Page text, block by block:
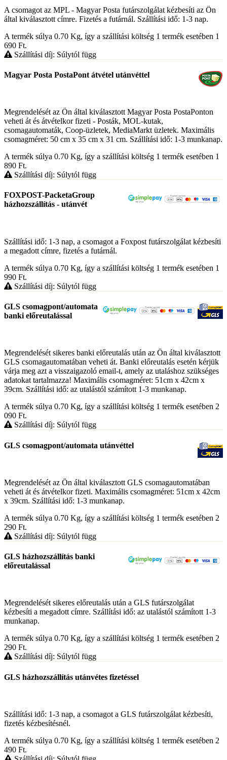
A csomagot az MPL - Magyar Posta futárszolgálat kézbesíti az Ön
által kiválasztott címre. Fizetés a futárnál. Szállítási idő: 1-3 nap.
A termék súlya 0.70 Kg, így a szállítási költség 1 termék esetében 1
690 Ft.
Szállítási díj: Súlytól függ
Magyar Posta PostaPont átvétel utánvéttel
Megrendelését az Ön által kiválasztott Magyar Posta PostaPonton
veheti át és átvételkor fizeti - Posták, MOL-kutak,
csomagautomaták, Coop-üzletek, MediaMarkt üzletek. Maximális
csomagméret: 50 cm x 35 cm x 31 cm. Szállítási idő: 1-3 munkanap.
A termék súlya 0.70 Kg, így a szállítási költség 1 termék esetében 1
890 Ft.
Szállítási díj: Súlytól függ
FOXPOST-PacketaGroup
házhozszállítás - utánvét
Szállítási idő: 1-3 nap, a csomagot a Foxpost futárszolgálat kézbesíti
a megadott címre, fizetés a futárnál.
A termék súlya 0.70 Kg, így a szállítási költség 1 termék esetében 1
990 Ft.
Szállítási díj: Súlytól függ
GLS csomagpont/automata
banki előreutalással
Megrendelését sikeres banki előreutalás után az Ön által kiválasztott
GLS csomagautomatában veheti át. Banki előreutalás esetén kérjük
várja meg azt a visszaigazoló email-t, amely az utaláshoz szükséges
adatokat tartalmazza! Maximális csomagméret: 51cm x 42cm x
39cm. Szállítási idő: az utalástól számított 1-3 munkanap.
A termék súlya 0.70 Kg, így a szállítási költség 1 termék esetében 2
090 Ft.
Szállítási díj: Súlytól függ
GLS csomagpont/automata utánvéttel
Megrendelését az Ön által kiválasztott GLS csomagautomatában
veheti át és átvételkor fizeti. Maximális csomagméret: 51cm x 42cm
x 39cm. Szállítási idő: 1-3 munkanap.
A termék súlya 0.70 Kg, így a szállítási költség 1 termék esetében 2
290 Ft.
Szállítási díj: Súlytól függ
GLS házhozszállítás banki
előreutalással
Megrendelését sikeres előreutalás után a GLS futárszolgálat
kézbesíti a megadott címre. Szállítási idő: az utalástól számított 1-3
munkanap.
A termék súlya 0.70 Kg, így a szállítási költség 1 termék esetében 2
290 Ft.
Szállítási díj: Súlytól függ
GLS házhozszállítás utánvétes fizetéssel
Szállítási idő: 1-3 nap, a csomagot a GLS futárszolgálat kézbesíti,
fizetés kézbesítésnél.
A termék súlya 0.70 Kg, így a szállítási költség 1 termék esetében 2
490 Ft.